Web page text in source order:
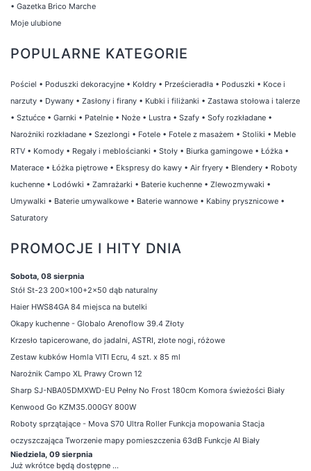
• Gazetka Brico Marche
Moje ulubione
POPULARNE KATEGORIE
Pościel • Poduszki dekoracyjne • Kołdry • Prześcieradła • Poduszki • Koce i
narzuty • Dywany • Zasłony i firany • Kubki i filiżanki • Zastawa stołowa i talerze
• Sztućce • Garnki • Patelnie • Noże • Lustra • Szafy • Sofy rozkładane •
Narożniki rozkładane • Szezlongi • Fotele • Fotele z masażem • Stoliki • Meble
RTV • Komody • Regały i meblościanki • Stoły • Biurka gamingowe • Łóżka •
Materace • Łóżka piętrowe • Ekspresy do kawy • Air fryery • Blendery • Roboty
kuchenne • Lodówki • Zamrażarki • Baterie kuchenne • Zlewozmywaki •
Umywalki • Baterie umywalkowe • Baterie wannowe • Kabiny prysznicowe •
Saturatory
PROMOCJE I HITY DNIA
Sobota, 08 sierpnia
Stół St-23 200x100+2x50 dąb naturalny
Haier HWS84GA 84 miejsca na butelki
Okapy kuchenne - Globalo Arenoflow 39.4 Złoty
Krzesło tapicerowane, do jadalni, ASTRI, złote nogi, różowe
Zestaw kubków Homla VITI Ecru, 4 szt. x 85 ml
Narożnik Campo XL Prawy Crown 12
Sharp SJ-NBA05DMXWD-EU Pełny No Frost 180cm Komora świeżości Biały
Kenwood Go KZM35.000GY 800W
Roboty sprzątające - Mova S70 Ultra Roller Funkcja mopowania Stacja
oczyszczająca Tworzenie mapy pomieszczenia 63dB Funkcje AI Biały
Niedziela, 09 sierpnia
Już wkrótce będą dostępne ...